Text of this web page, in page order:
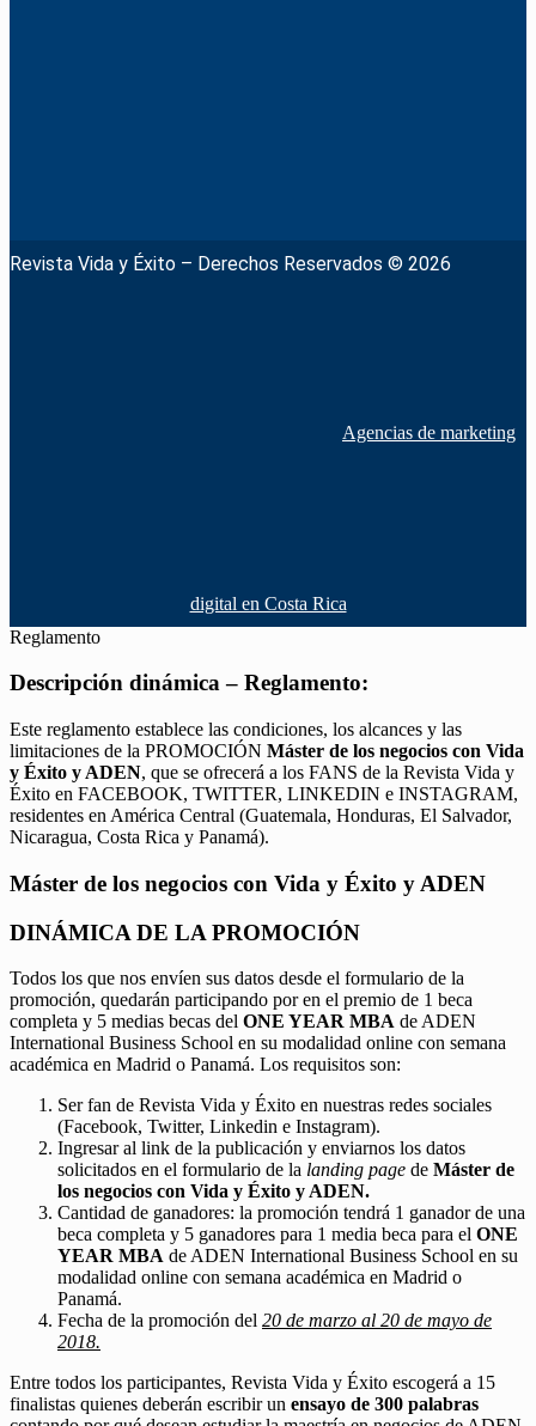
Revista Vida y Éxito – Derechos Reservados © 2026
Agencias de marketing
digital en Costa Rica
Reglamento
Descripción dinámica – Reglamento:
Este reglamento establece las condiciones, los alcances y las
limitaciones de la PROMOCIÓN Máster de los negocios con Vida
y Éxito y ADEN, que se ofrecerá a los FANS de la Revista Vida y
Éxito en FACEBOOK, TWITTER, LINKEDIN e INSTAGRAM,
residentes en América Central (Guatemala, Honduras, El Salvador,
Nicaragua, Costa Rica y Panamá).
Máster de los negocios con Vida y Éxito y ADEN
DINÁMICA DE LA PROMOCIÓN
Todos los que nos envíen sus datos desde el formulario de la
promoción, quedarán participando por en el premio de 1 beca
completa y 5 medias becas del ONE YEAR MBA de ADEN
International Business School en su modalidad online con semana
académica en Madrid o Panamá. Los requisitos son:
Ser fan de Revista Vida y Éxito en nuestras redes sociales
(Facebook, Twitter, Linkedin e Instagram).
Ingresar al link de la publicación y enviarnos los datos
solicitados en el formulario de la landing page de Máster de
los negocios con Vida y Éxito y ADEN.
Cantidad de ganadores: la promoción tendrá 1 ganador de una
beca completa y 5 ganadores para 1 media beca para el ONE
YEAR MBA de ADEN International Business School en su
modalidad online con semana académica en Madrid o
Panamá.
Fecha de la promoción del 20 de marzo al 20 de mayo de
2018.
Entre todos los participantes, Revista Vida y Éxito escogerá a 15
finalistas quienes deberán escribir un ensayo de 300 palabras